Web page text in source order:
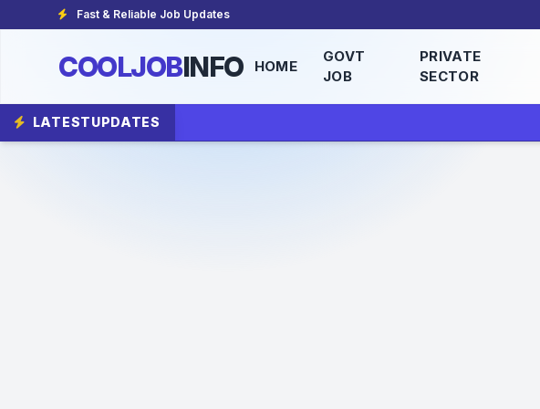
Fast & Reliable Job Updates
COOLJOBINFO HOME
GOVT
JOB
PRIVATE
SECTOR
LATESTUPDATES